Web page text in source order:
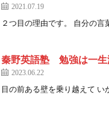
2021.07.19
２つ目の理由です。 自分の
秦野英語塾 勉強は一
2023.06.22
目の前ある壁を乗り越えて